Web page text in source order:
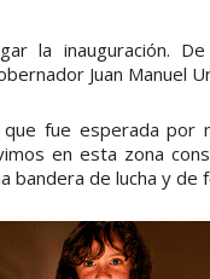
la inauguración.
Juan Manuel
fue esperada por
en esta zona
bandera de lucha y de